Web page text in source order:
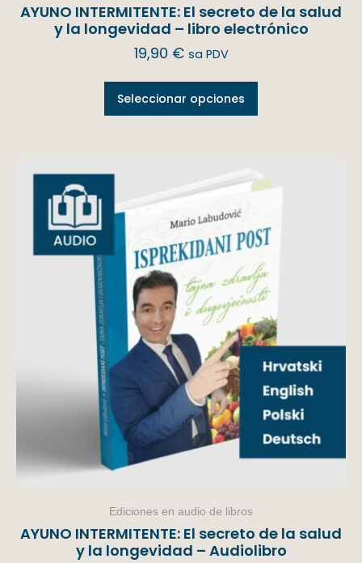
AYUNO INTERMITENTE: El secreto de la salud
y la longevidad – libro electrónico
19,90 € sa PDV
Seleccionar opciones
Ediciones en audio de libros
AYUNO INTERMITENTE: El secreto de la salud
y la longevidad – Audiolibro